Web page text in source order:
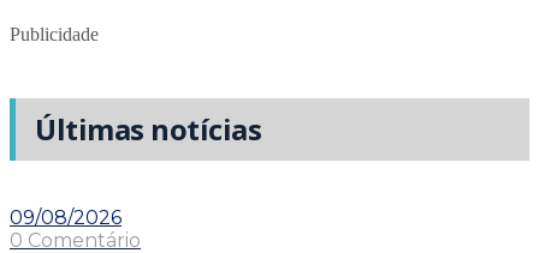
Publicidade
Últimas notícias
09/08/2026
0 Comentário